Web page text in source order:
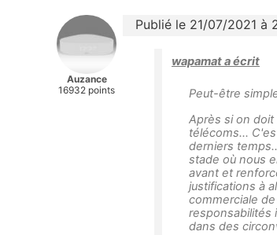
Auzance
16932 points
Publié le 21/07/2021 à
wapamat a écrit
Peut-être
Après si on doit
télécoms...
derniers
stade où nous
avant et
justifications à
commerciale
responsabilités
dans des